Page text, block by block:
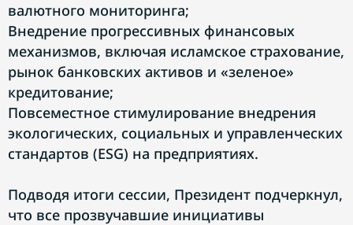
валютного мониторинга;
Внедрение прогрессивных финансовых
механизмов, включая исламское страхование,
рынок банковских активов и «зеленое»
кредитование;
Повсеместное стимулирование внедрения
экологических, социальных и управленческих
стандартов (ESG) на предприятиях.
Подводя итоги сессии, Президент подчеркнул,
что все прозвучавшие инициативы